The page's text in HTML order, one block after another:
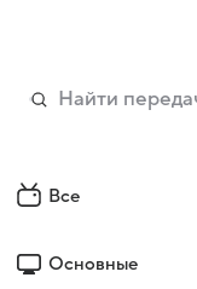
Все
Основные